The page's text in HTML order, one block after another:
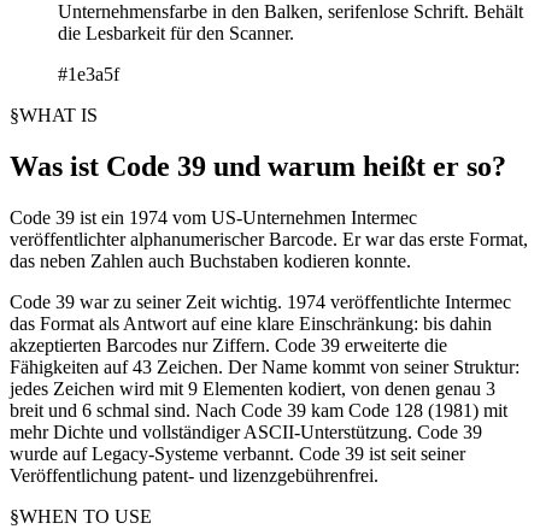
Unternehmensfarbe in den Balken, serifenlose Schrift. Behält
die Lesbarkeit für den Scanner.
#1e3a5f
§WHAT IS
Was ist Code 39 und warum heißt er so?
Code 39 ist ein 1974 vom US-Unternehmen Intermec
veröffentlichter alphanumerischer Barcode. Er war das erste Format,
das neben Zahlen auch Buchstaben kodieren konnte.
Code 39 war zu seiner Zeit wichtig. 1974 veröffentlichte Intermec
das Format als Antwort auf eine klare Einschränkung: bis dahin
akzeptierten Barcodes nur Ziffern. Code 39 erweiterte die
Fähigkeiten auf 43 Zeichen. Der Name kommt von seiner Struktur:
jedes Zeichen wird mit 9 Elementen kodiert, von denen genau 3
breit und 6 schmal sind. Nach Code 39 kam Code 128 (1981) mit
mehr Dichte und vollständiger ASCII-Unterstützung. Code 39
wurde auf Legacy-Systeme verbannt. Code 39 ist seit seiner
Veröffentlichung patent- und lizenzgebührenfrei.
§WHEN TO USE